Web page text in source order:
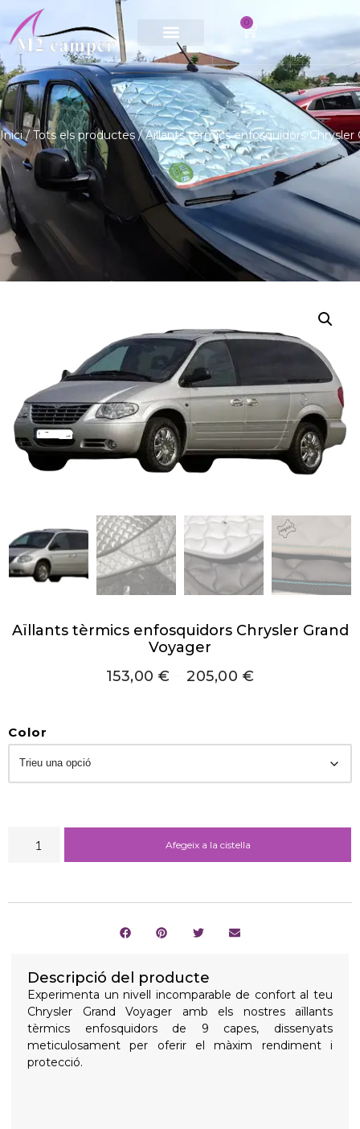
Saltar
al
contingut
0
Inici/Tots els productes/ Aïllants tèrmics enfosquidors Chrysler
Aïllants tèrmics enfosquidors Chrysler Grand
Voyager
153,00€ 205,00 €
Color
Afegeix a la cistella
Descripció del producte
Experimenta un nivell incomparable de confort al teu
Chrysler Grand Voyager amb els nostres aïllants
tèrmics enfosquidors de 9 capes, dissenyats
meticulosament per oferir el màxim rendiment i
protecció.